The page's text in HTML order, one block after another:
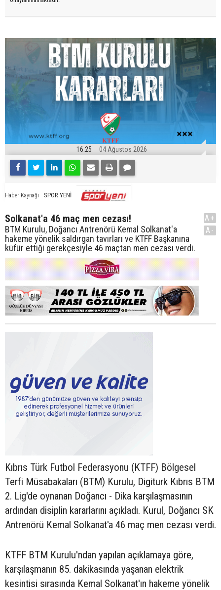
16:25 04 Ağustos 2026
Haber Kaynağı SPOR YENİ
Solkanat'a 46 maç men cezası!
BTM Kurulu, Doğancı Antrenörü Kemal Solkanat'a
hakeme yönelik saldırgan tavırları ve KTFF Başkanına
küfür ettiği gerekçesiyle 46 maçtan men cezası verdi.
A+
A-
Kıbrıs Türk Futbol Federasyonu (KTFF) Bölgesel
Terfi Müsabakaları (BTM) Kurulu, Digiturk Kıbrıs BTM
2. Lig'de oynanan Doğancı - Dika karşılaşmasının
ardından disiplin kararlarını açıkladı. Kurul, Doğancı SK
Antrenörü Kemal Solkanat'a 46 maç men cezası verdi.
KTFF BTM Kurulu'ndan yapılan açıklamaya göre,
karşılaşmanın 85. dakikasında yaşanan elektrik
kesintisi sırasında Kemal Solkanat'ın hakeme yönelik